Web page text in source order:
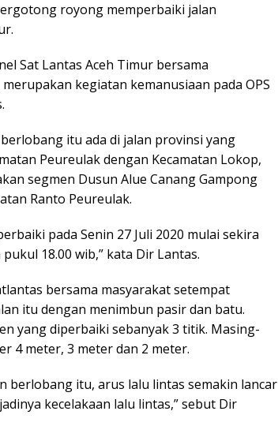
royong memperbaiki jalan
Sat Lantas Aceh Timur bersama
kegiatan kemanusiaan pada OPS
itu ada di jalan provinsi yang
Peureulak dengan Kecamatan Lokop,
segmen Dusun Alue Canang Gampong
Ranto Peureulak.
pada Senin 27 Juli 2020 mulai sekira
18.00 wib,” kata Dir Lantas.
bersama masyarakat setempat
itu dengan menimbun pasir dan batu.
yang diperbaiki sebanyak 3 titik. Masing-
4 meter, 3 meter dan 2 meter.
berlobang itu, arus lalu lintas semakin lancar
kecelakaan lalu lintas,” sebut Dir